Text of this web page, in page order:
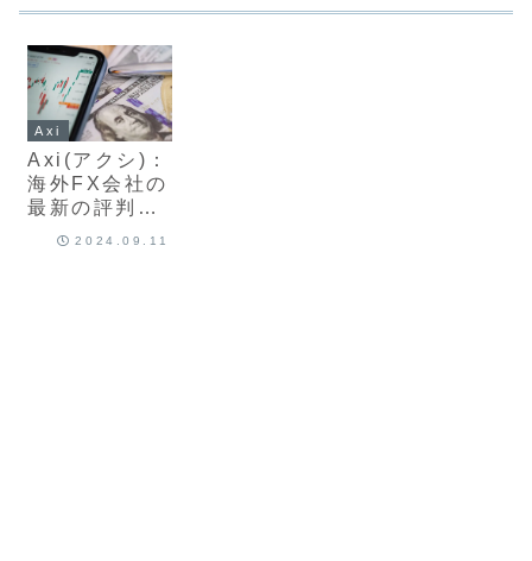
Axi
Axi(アクシ)：
海外FX会社の
最新の評判・
口コミやメリ
2024.09.11